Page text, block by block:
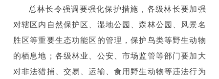
总林长令强调要强化保护措施，各级林长要加强
对辖区内自然保护区、湿地公园、森林公园、风景名
胜区等重要生态功能区的管理，保护鸟类等野生动物
的栖息地；各级林业、公安、市场监管等部门要加大
对非法猎捕、交易、运输、食用野生动物等违法行为